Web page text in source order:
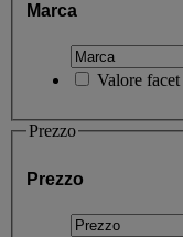
Marca
Valore facet
Prezzo
Prezzo